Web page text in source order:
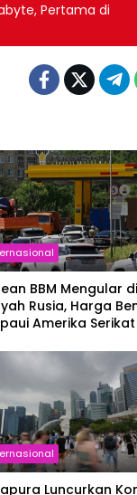
Pertama di
BBM Mengular di
Rusia, Harga
Amerika Serikat
Luncurkan